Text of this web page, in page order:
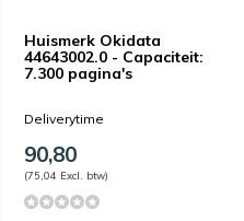
Huismerk Okidata
44643002.0 - Capaciteit:
7.300 pagina's
Deliverytime
90,80
(75,04 Excl. btw)